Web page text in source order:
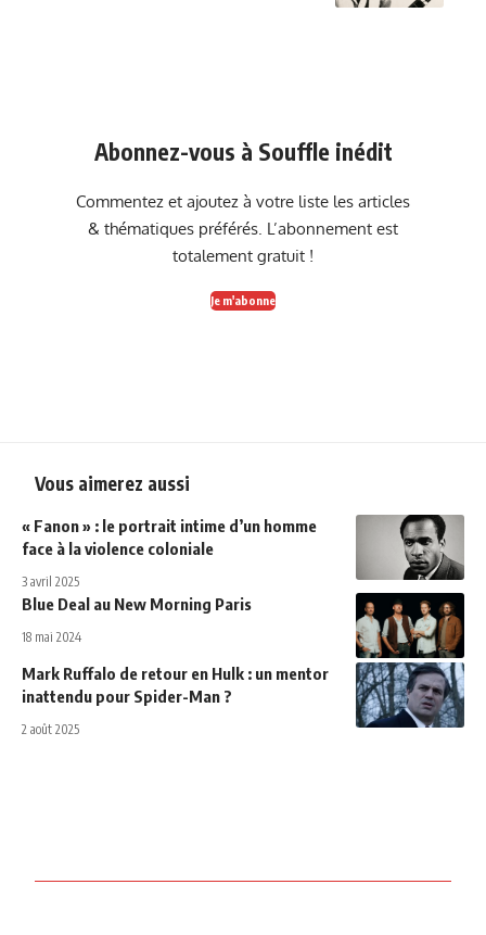
Abonnez-vous à Souffle inédit
Commentez et ajoutez à votre liste les articles
& thématiques préférés. L’abonnement est
totalement gratuit !
Je m'abonne
Vous aimerez aussi
« Fanon » : le portrait intime d’un homme
face à la violence coloniale
3 avril 2025
Blue Deal au New Morning Paris
18 mai 2024
Mark Ruffalo de retour en Hulk : un mentor
inattendu pour Spider-Man ?
2 août 2025